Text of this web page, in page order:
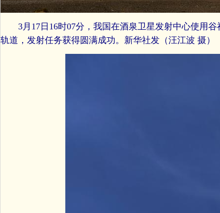
3月17日16时07分，我国在酒泉卫星发射中心使用谷
轨道，发射任务获得圆满成功。新华社发（汪江波 摄）